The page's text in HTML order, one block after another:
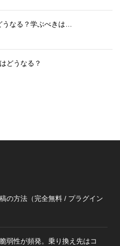
なる？学ぶべきは…
どうなる？
の方法（完全無料 / プラグイン
弱性が頻発。乗り換え先はコ